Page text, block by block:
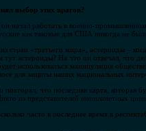
выбор этих врагов?
начал работать в военно-
как таковые для США никогда не
стран «третьего мира», астероиды –
тут астероиды? На что он отвечал, что
использоваться манипуляция
для защиты наших национальных
повторял, что последняя карта, которая
из представителей инопланетных
часто в последнее время в